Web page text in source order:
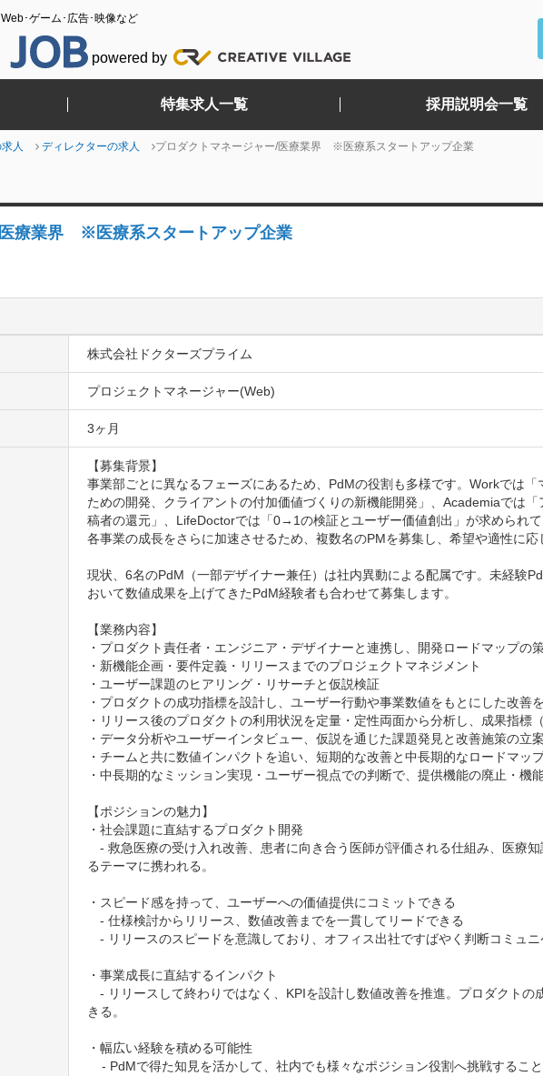
･ゲーム･広告･映像など
powered by
特集求人一覧 採用説明会一覧
人 ディレクターの求人 プロダクトマネージャー/医療業界 ※医療系スタートアップ企業
療業界 ※医療系スタートアップ企業
株式会社ドクターズプライム
プロジェクトマネージャー(Web)
3ヶ月
【募集背景】
事業部ごとに異なるフェーズにあるため、PdMの役割も多様です。Workでは
ための開発、クライアントの付加価値づくりの新機能開発」、Academiaでは
稿者の還元」、LifeDoctorでは「0→1の検証とユーザー価値創出」が求められ
各事業の成長をさらに加速させるため、複数名のPMを募集し、希望や適性に
現状、6名のPdM（一部デザイナー兼任）は社内異動による配属です。未経験
おいて数値成果を上げてきたPdM経験者も合わせて募集します。
【業務内容】
・プロダクト責任者・エンジニア・デザイナーと連携し、開発ロードマップの
・新機能企画・要件定義・リリースまでのプロジェクトマネジメント
・ユーザー課題のヒアリング・リサーチと仮説検証
・プロダクトの成功指標を設計し、ユーザー行動や事業数値をもとにした改善
・リリース後のプロダクトの利用状況を定量・定性両面から分析し、成果指標
・データ分析やユーザーインタビュー、仮説を通じた課題発見と改善施策の立
・チームと共に数値インパクトを追い、短期的な改善と中長期的なロードマッ
・中長期的なミッション実現・ユーザー視点での判断で、提供機能の廃止・機
【ポジションの魅力】
・社会課題に直結するプロダクト開発
- 救急医療の受け入れ改善、患者に向き合う医師が評価される仕組み、医療
るテーマに携われる。
・スピード感を持って、ユーザーへの価値提供にコミットできる
- 仕様検討からリリース、数値改善までを一貫してリードできる
- リリースのスピードを意識しており、オフィス出社ですばやく判断コミュ
・事業成長に直結するインパクト
- リリースして終わりではなく、KPIを設計し数値改善を推進。プロダクトの
きる。
・幅広い経験を積める可能性